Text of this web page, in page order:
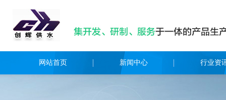
网站首页 新闻中心 行业资